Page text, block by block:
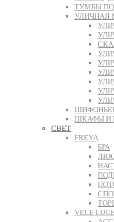
ТУМБЫ
УЛИЧНАЯ
ШКАФЫ И
СВЕТ
FREYA
БРА
VELE